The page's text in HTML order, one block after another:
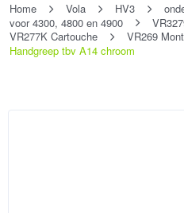
Home Vola HV3
voor 4300, 4800 en 4900
VR277K Cartouche
VR269
Handgreep tbv A14 chroom